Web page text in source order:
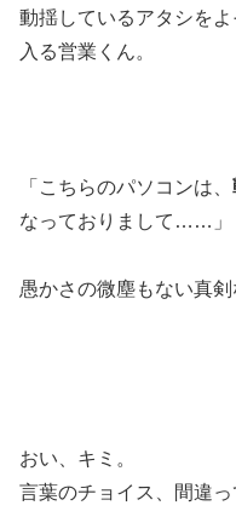
動揺しているアタシを
入る営業くん。
「こちらのパソコンは、
なっておりまして……」
愚かさの微塵もない真剣
おい、キミ。
言葉のチョイス、間違っ